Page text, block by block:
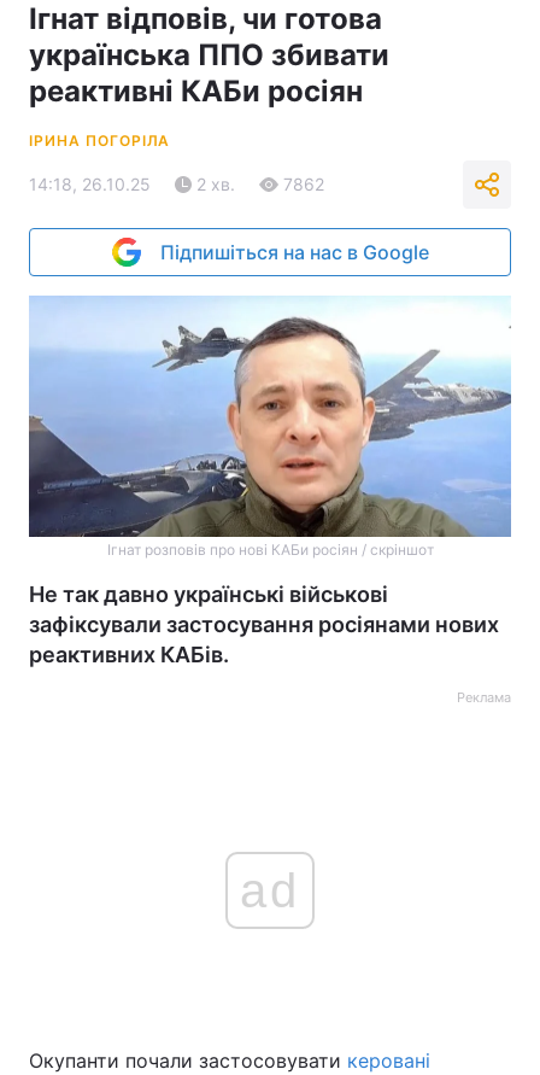
Ігнат відповів, чи готова
українська ППО збивати
реактивні КАБи росіян
ІРИНА ПОГОРІЛА
14:18, 26.10.25 2 хв. 7862
Підпишіться на нас в Google
Ігнат розповів про нові КАБи росіян / скріншот
Не так давно українські військові
зафіксували застосування росіянами нових
реактивних КАБів.
Реклама
ad
Окупанти почали застосовувати керовані